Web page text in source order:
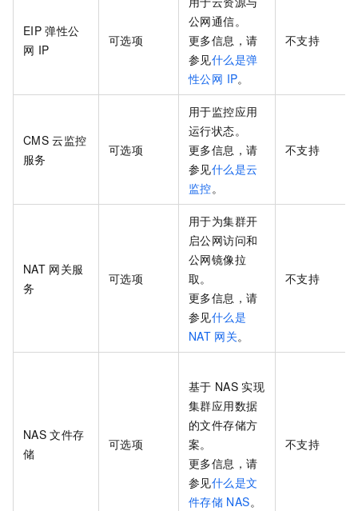
EIP 弹性公
网 IP
可选项
公网通信。
更多信息，请
参见什么是弹
性公网 IP。
不支持
CMS 云监控
服务
可选项
用于监控应用
运行状态。
更多信息，请
参见什么是云
监控。
不支持
NAT 网关服
务
可选项
用于为集群开
启公网访问和
公网镜像拉
取。
更多信息，请
参见什么是
NAT 网关。
不支持
NAS 文件存
储
可选项
基于 NAS 实现
集群应用数据
的文件存储方
案。
更多信息，请
参见什么是文
件存储 NAS。
不支持